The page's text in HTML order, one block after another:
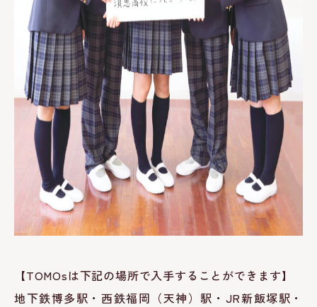
【TOMOsは下記の場所で入手することができます】
地下鉄博多駅・西鉄福岡（天神）駅・JR新飯塚駅・